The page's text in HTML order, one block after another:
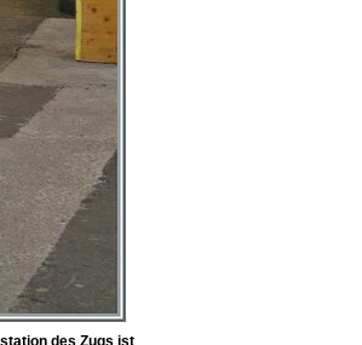
des Zugs ist